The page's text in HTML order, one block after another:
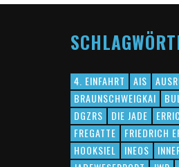
4. EINFAHRT AIS
BRAUNSCHWEIGKAI
DGZRS
DIE JADE
FREGATTE
FRIEDRICH
HOOKSIEL
INEOS